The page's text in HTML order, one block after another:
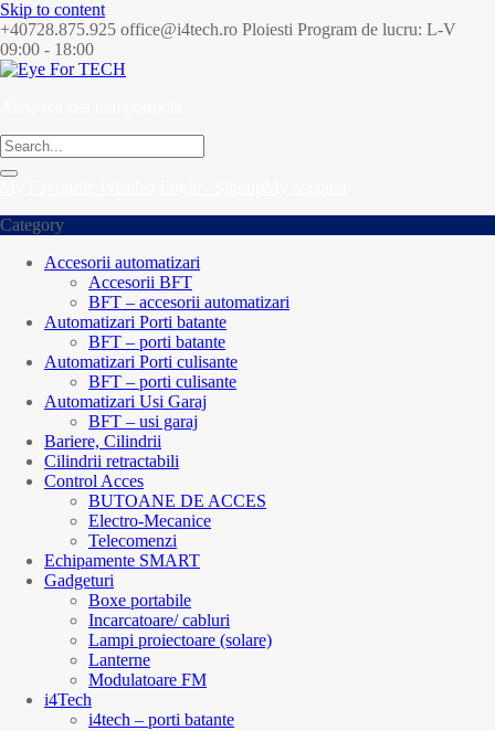
Skip to content
+40728.875.925 office@i4tech.ro Ploiesti Program de lucru: L-V
09:00 - 18:00
Category
Accesorii automatizari
Accesorii BFT
BFT – accesorii automatizari
Automatizari Porti batante
BFT – porti batante
Automatizari Porti culisante
BFT – porti culisante
Automatizari Usi Garaj
BFT – usi garaj
Bariere, Cilindrii
Cilindrii retractabili
Control Acces
BUTOANE DE ACCES
Electro-Mecanice
Telecomenzi
Echipamente SMART
Gadgeturi
Boxe portabile
Incarcatoare/ cabluri
Lampi proiectoare (solare)
Lanterne
Modulatoare FM
i4Tech
i4tech – porti batante